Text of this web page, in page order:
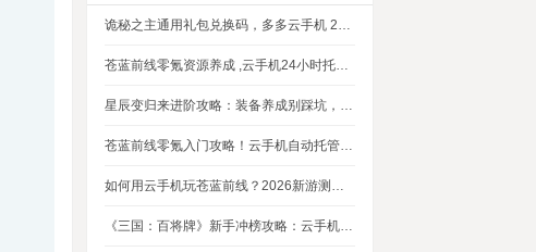
诡秘之主通用礼包兑换码，多多云手机 24 小时挂机攻略
苍蓝前线零氪资源养成 ,云手机24小时托管，上班自动肝资源
星辰变归来进阶攻略：装备养成别踩坑，这几个技巧让你省下80%资源
苍蓝前线零氪入门攻略！云手机自动托管，24小时自动刷资源不掉队
如何用云手机玩苍蓝前线？2026新游测评，新手入坑玩法指南
《三国：百将牌》新手冲榜攻略：云手机多开挂机，轻松拿捏牌局优势